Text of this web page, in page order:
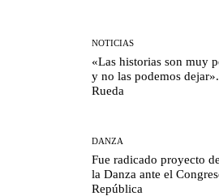
NOTICIAS
«Las historias son muy
y no las podemos
Rueda
DANZA
Fue radicado proyecto
la Danza ante el
República